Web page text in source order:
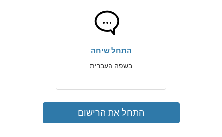
התחל שיחה
בשפה העברית
התחל את הרישום